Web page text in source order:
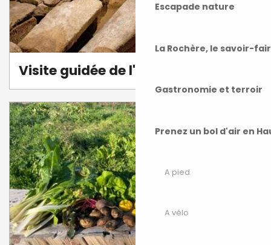
Escapade nature
La Rochère, le savoir-
Gastronomie et terroir
Prenez un bol d'air en
A pied
A vélo
Visite guidée de l'&cclesia